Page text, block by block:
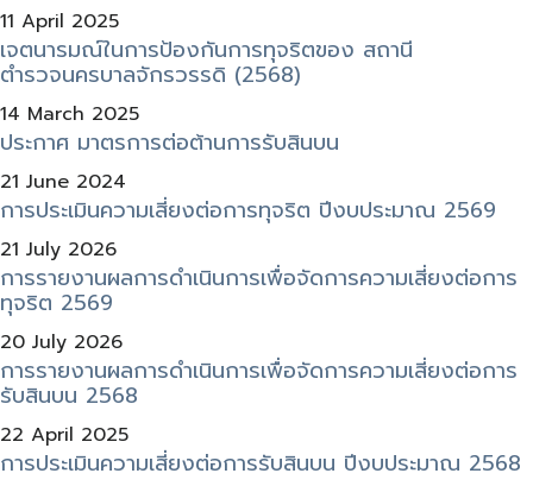
11 April 2025
เจตนารมณ์ในการป้องกันการทุจริตของ สถานี
ตำรวจนครบาลจักรวรรดิ (2568)
14 March 2025
ประกาศ มาตรการต่อต้านการรับสินบน
21 June 2024
การประเมินความเสี่ยงต่อการทุจริต ปีงบประมาณ 2569
21 July 2026
การรายงานผลการดำเนินการเพื่อจัดการความเสี่ยงต่อการ
ทุจริต 2569
20 July 2026
การรายงานผลการดำเนินการเพื่อจัดการความเสี่ยงต่อการ
รับสินบน 2568
22 April 2025
การประเมินความเสี่ยงต่อการรับสินบน ปีงบประมาณ 2568